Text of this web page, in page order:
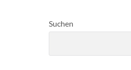
Suchen